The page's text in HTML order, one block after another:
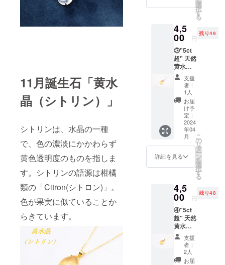
11月誕生石「黄水
晶（シトリン）」
シトリンは、水晶の一種
で、色の濃淡にかかわらず
黄色透明度のものを指しま
す。シトリンの語源は柑橘
類の「Citron(シトロン)」。
色が果実に似ていることか
らきています。
込みの
価格と
なりま
す。 ※
掲載写
真はサ
ンプル
写真に
なりま
すの
で、
形・色
合いな
ど若干
の違い
はござ
いま
ますの
で、わ
インク
ルー
ジョン
と呼ば
れる内
包物な
どが
天然水
晶、
25(18K
GP)
■Main
Stone
クリス
タルの
大き
さ：縦
14mm×
横約
10mm
■ネック
レス内
周：
40cm ※
オリジ
送料
代・税
込みの
価格と
なりま
す。 ※
掲載写
真はサ
ンプル
写真に
選
択
す
る
4,5
00 円
残り49
③"5ct
超" 天然
黄水晶
(シトリ
ン) シル
バー
ネック
レス
【限定
50個】
■価格：
4,500円
■素材：
天然シ
トリ
ン、
25
■Main
Stone
シトリ
ンの大
きさ：
縦約
14mm×
横約
10mm
支援
者：
1人
お届
け予
定：
2024
年04
月
詳細を見る
こ
の
リ
タ
ー
ン
を
選
択
す
る
4,5
00 円
残り48
④"5ct
超" 天然
黄水晶
(シトリ
ン) シル
バー
(18KGP
支援
者：
2人
お届